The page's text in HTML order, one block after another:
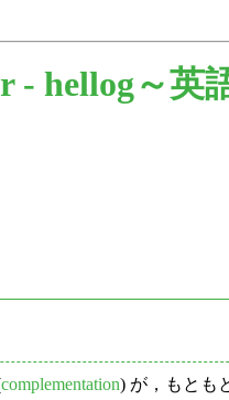
- hellog～英
complementation) が，もとも